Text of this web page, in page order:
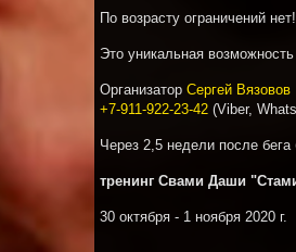
По возрасту ограничений нет!
Это уникальная
Организатор Сергей Вязовов
+7-911-922-23-42 (Viber,
Через 2,5 недели после бега
тренинг Свами Даши
30 октября - 1 ноября 2020 г.